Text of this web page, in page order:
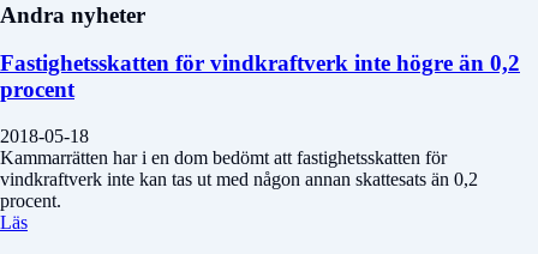
Andra nyheter
Fastighetsskatten för vindkraftverk inte högre än 0,2
procent
2018-05-18
Kammarrätten har i en dom bedömt att fastighetsskatten för
vindkraftverk inte kan tas ut med någon annan skattesats än 0,2
procent.
Läs